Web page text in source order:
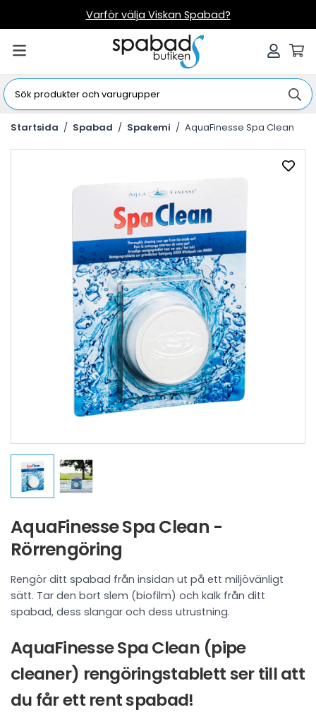
Varför välja Viskan Spabad?
Startsida / Spabad / Spakemi / AquaFinesse Spa Clean
AquaFinesse Spa Clean -
Rörrengöring
Rengör ditt spabad från insidan ut på ett miljövänligt
sätt. Tar den bort slem (biofilm) och kalk från ditt
spabad, dess slangar och dess utrustning.
AquaFinesse Spa Clean (pipe
cleaner) rengöringstablett ser till att
du får ett rent spabad!